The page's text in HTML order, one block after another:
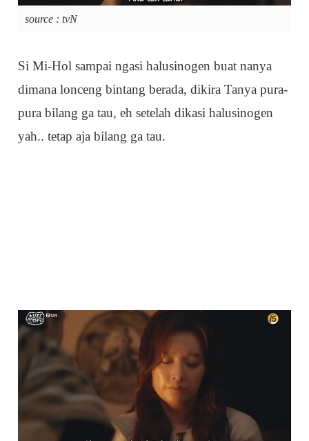
source : tvN
Si Mi-Hol sampai ngasi halusinogen buat nanya
dimana lonceng bintang berada, dikira Tanya pura-
pura bilang ga tau, eh setelah dikasi halusinogen
yah.. tetap aja bilang ga tau.